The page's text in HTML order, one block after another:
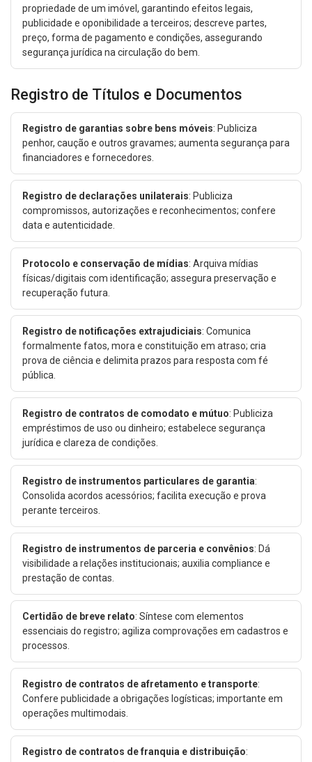
propriedade de um imóvel, garantindo efeitos legais,
publicidade e oponibilidade a terceiros; descreve partes,
preço, forma de pagamento e condições, assegurando
segurança jurídica na circulação do bem.
Registro de Títulos e Documentos
Registro de garantias sobre bens móveis: Publiciza
penhor, caução e outros gravames; aumenta segurança para
financiadores e fornecedores.
Registro de declarações unilaterais: Publiciza
compromissos, autorizações e reconhecimentos; confere
data e autenticidade.
Protocolo e conservação de mídias: Arquiva mídias
físicas/digitais com identificação; assegura preservação e
recuperação futura.
Registro de notificações extrajudiciais: Comunica
formalmente fatos, mora e constituição em atraso; cria
prova de ciência e delimita prazos para resposta com fé
pública.
Registro de contratos de comodato e mútuo: Publiciza
empréstimos de uso ou dinheiro; estabelece segurança
jurídica e clareza de condições.
Registro de instrumentos particulares de garantia:
Consolida acordos acessórios; facilita execução e prova
perante terceiros.
Registro de instrumentos de parceria e convênios: Dá
visibilidade a relações institucionais; auxilia compliance e
prestação de contas.
Certidão de breve relato: Síntese com elementos
essenciais do registro; agiliza comprovações em cadastros e
processos.
Registro de contratos de afretamento e transporte:
Confere publicidade a obrigações logísticas; importante em
operações multimodais.
Registro de contratos de franquia e distribuição: